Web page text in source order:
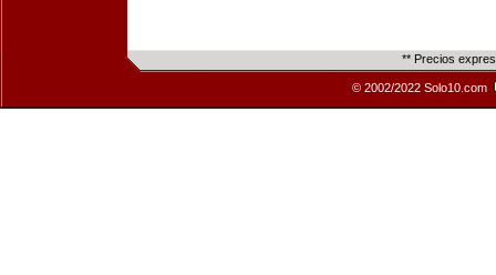
** Precios
© 2002/2022 Solo10.com